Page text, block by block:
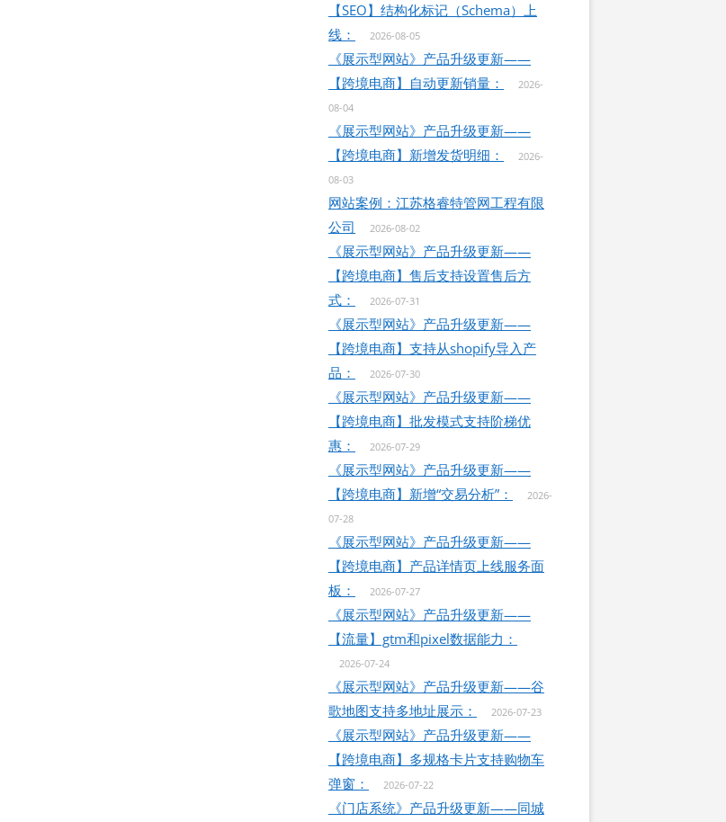
【SEO】结构化标记（Schema）上
线：
2026-08-05
《展示型网站》产品升级更新——
【跨境电商】自动更新销量：
2026-
08-04
《展示型网站》产品升级更新——
【跨境电商】新增发货明细：
2026-
08-03
网站案例：江苏格睿特管网工程有限
公司
2026-08-02
《展示型网站》产品升级更新——
【跨境电商】售后支持设置售后方
式：
2026-07-31
《展示型网站》产品升级更新——
【跨境电商】支持从shopify导入产
品：
2026-07-30
《展示型网站》产品升级更新——
【跨境电商】批发模式支持阶梯优
惠：
2026-07-29
《展示型网站》产品升级更新——
【跨境电商】新增“交易分析”：
2026-
07-28
《展示型网站》产品升级更新——
【跨境电商】产品详情页上线服务面
板：
2026-07-27
《展示型网站》产品升级更新——
【流量】gtm和pixel数据能力：
2026-07-24
《展示型网站》产品升级更新——谷
歌地图支持多地址展示：
2026-07-23
《展示型网站》产品升级更新——
【跨境电商】多规格卡片支持购物车
弹窗：
2026-07-22
《门店系统》产品升级更新——同城